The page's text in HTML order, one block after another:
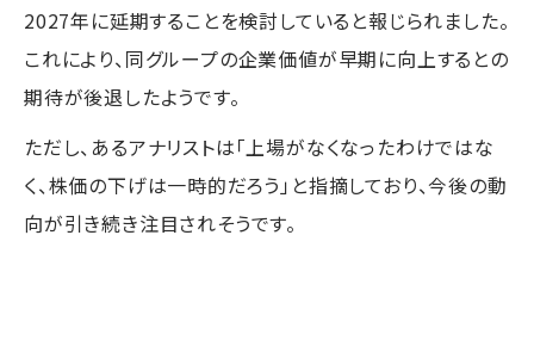
2027年に延期することを検討していると報じられました。
これにより、同グループの企業価値が早期に向上するとの
期待が後退したようです。
ただし、あるアナリストは「上場がなくなったわけではな
く、株価の下げは一時的だろう」と指摘しており、今後の動
向が引き続き注目されそうです。